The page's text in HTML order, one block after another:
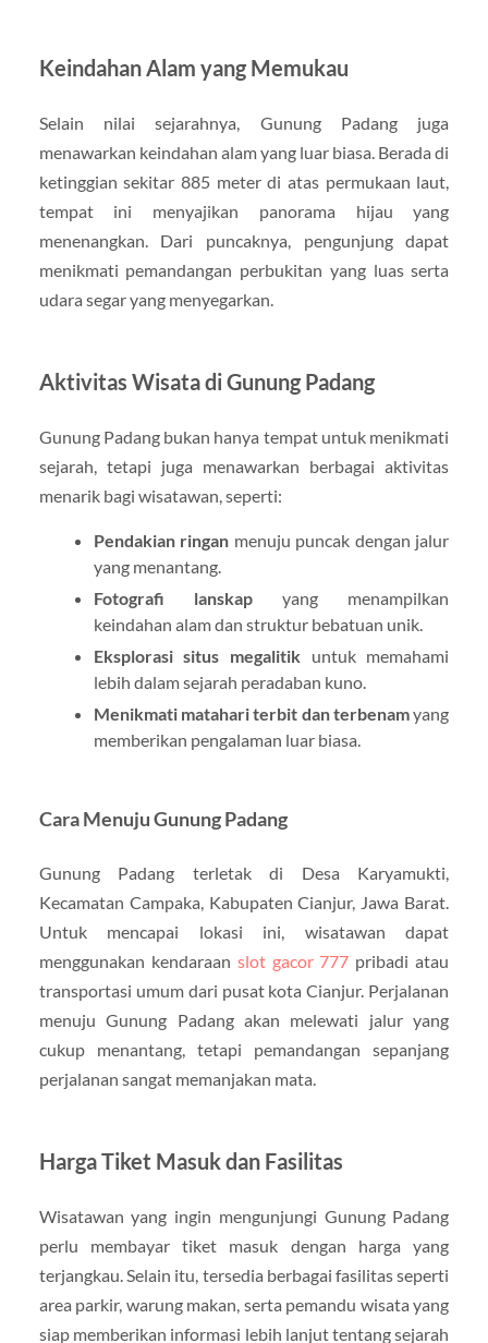
Keindahan Alam yang Memukau
Selain nilai sejarahnya, Gunung Padang juga
menawarkan keindahan alam yang luar biasa. Berada di
ketinggian sekitar 885 meter di atas permukaan laut,
tempat ini menyajikan panorama hijau yang
menenangkan. Dari puncaknya, pengunjung dapat
menikmati pemandangan perbukitan yang luas serta
udara segar yang menyegarkan.
Aktivitas Wisata di Gunung Padang
Gunung Padang bukan hanya tempat untuk menikmati
sejarah, tetapi juga menawarkan berbagai aktivitas
menarik bagi wisatawan, seperti:
Pendakian ringan menuju puncak dengan jalur
yang menantang.
Fotografi lanskapyang menampilkan
keindahan alam dan struktur bebatuan unik.
Eksplorasi situs megalitik untuk memahami
lebih dalam sejarah peradaban kuno.
Menikmati matahari terbit dan terbenamyang
memberikan pengalaman luar biasa.
Cara Menuju Gunung Padang
Gunung Padang terletak di Desa Karyamukti,
Kecamatan Campaka, Kabupaten Cianjur, Jawa Barat.
Untuk mencapai lokasi ini, wisatawan dapat
menggunakan kendaraan slot gacor 777 pribadi atau
transportasi umum dari pusat kota Cianjur. Perjalanan
menuju Gunung Padang akan melewati jalur yang
cukup menantang, tetapi pemandangan sepanjang
perjalanan sangat memanjakan mata.
Harga Tiket Masuk dan Fasilitas
Wisatawan yang ingin mengunjungi Gunung Padang
perlu membayar tiket masuk dengan harga yang
terjangkau. Selain itu, tersedia berbagai fasilitas seperti
area parkir, warung makan, serta pemandu wisata yang
siap memberikan informasi lebih lanjut tentang sejarah